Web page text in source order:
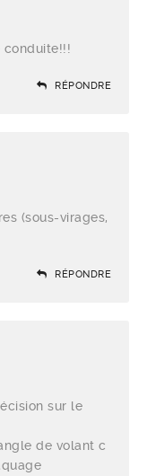
conduite!!!
RÉPONDRE
(sous-virages,
RÉPONDRE
sur le
de volant c